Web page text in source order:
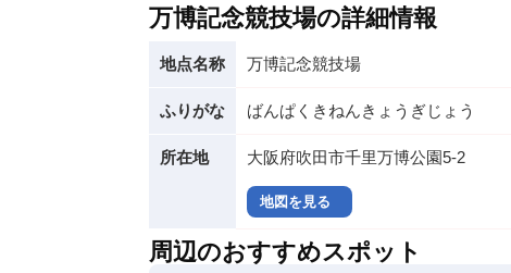
万博記念競技場の詳細情報
地点名称 万博記念競技場
ふりがな ばんぱくきねんきょうぎじょう
所在地 大阪府吹田市千里万博公園5-2
地図を見る
周辺のおすすめスポット